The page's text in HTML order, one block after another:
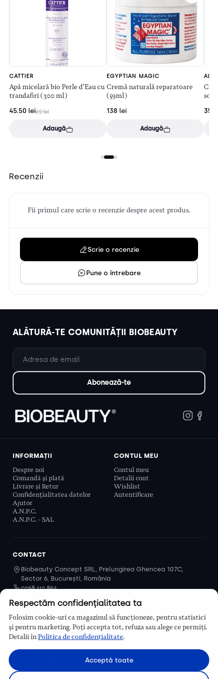
CATTIER
Apă micelară bio Perle d’Eau cu
trandafiri (300 ml)
65lei
45.50 lei
Adaugă
EGYPTIAN MAGIC
Cremă naturală reparatoare
(59ml)
138 lei
Adaugă
Recenzii
Fii primul care scrie o recenzie despre acest produs.
Scrie o recenzie
Pune o întrebare
ALĂTURĂ-TE COMUNITĂȚII BIOBEAUTY
INFORMAȚII
Despre noi
Comandă și plată
Livrare și Retur
Confidențialitatea datelor
Ajutor
A.N.P.C.
A.N.P.C. - SAL
CONTUL MEU
Contul meu
Detalii cont
Wishlist
Autentificare
CONTACT
Biobeauty Concept SRL, Prelungirea Ghencea 107C,
Sector 6, București, România
0768 110 863
Luni–Vineri, 9:00 – 16:00
Respectăm confidențialitatea ta
Folosim cookie-uri ca magazinul să funcționeze, pentru statistici
și pentru marketing. Poți accepta tot, refuza sau alege ce permiți.
Detalii înPolitica de confidențialitate.
Acceptă toate